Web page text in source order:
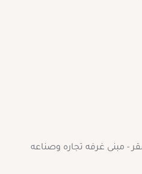
- مبنى غرفه تجاره وصناعه